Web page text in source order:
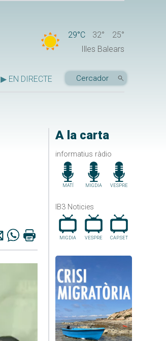
29°C 32°
25°
Illes Balears
▶ EN DIRECTE
A la carta
informatius ràdio
MATÍ MIGDIA VESPRE
IB3 Noticies
MIGDIA VESPRE CAP.SET